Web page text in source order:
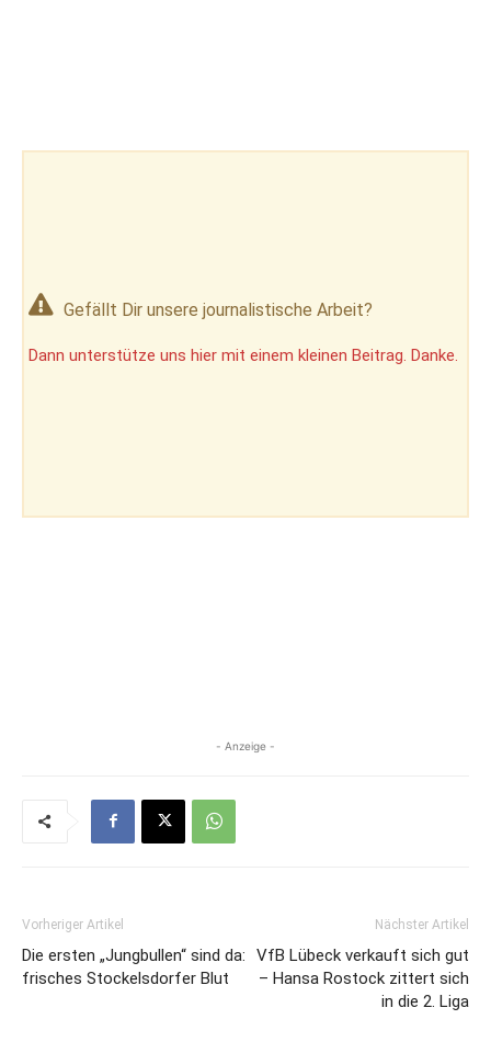
Gefällt Dir unsere journalistische Arbeit?
Dann unterstütze uns hier mit einem kleinen Beitrag. Danke.
- Anzeige -
Vorheriger Artikel
Die ersten „Jungbullen“ sind da:
frisches Stockelsdorfer Blut
Nächster Artikel
VfB Lübeck verkauft sich gut
– Hansa Rostock zittert sich
in die 2. Liga